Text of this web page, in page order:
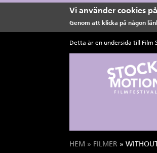
Vi använder cookies
Genom att klicka på någon
Detta är en undersida till Film
HEM » FILMER »